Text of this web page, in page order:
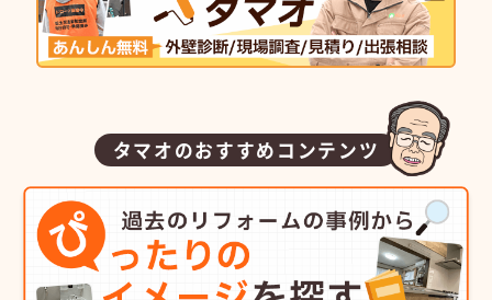
タマオのおすすめコンテンツ